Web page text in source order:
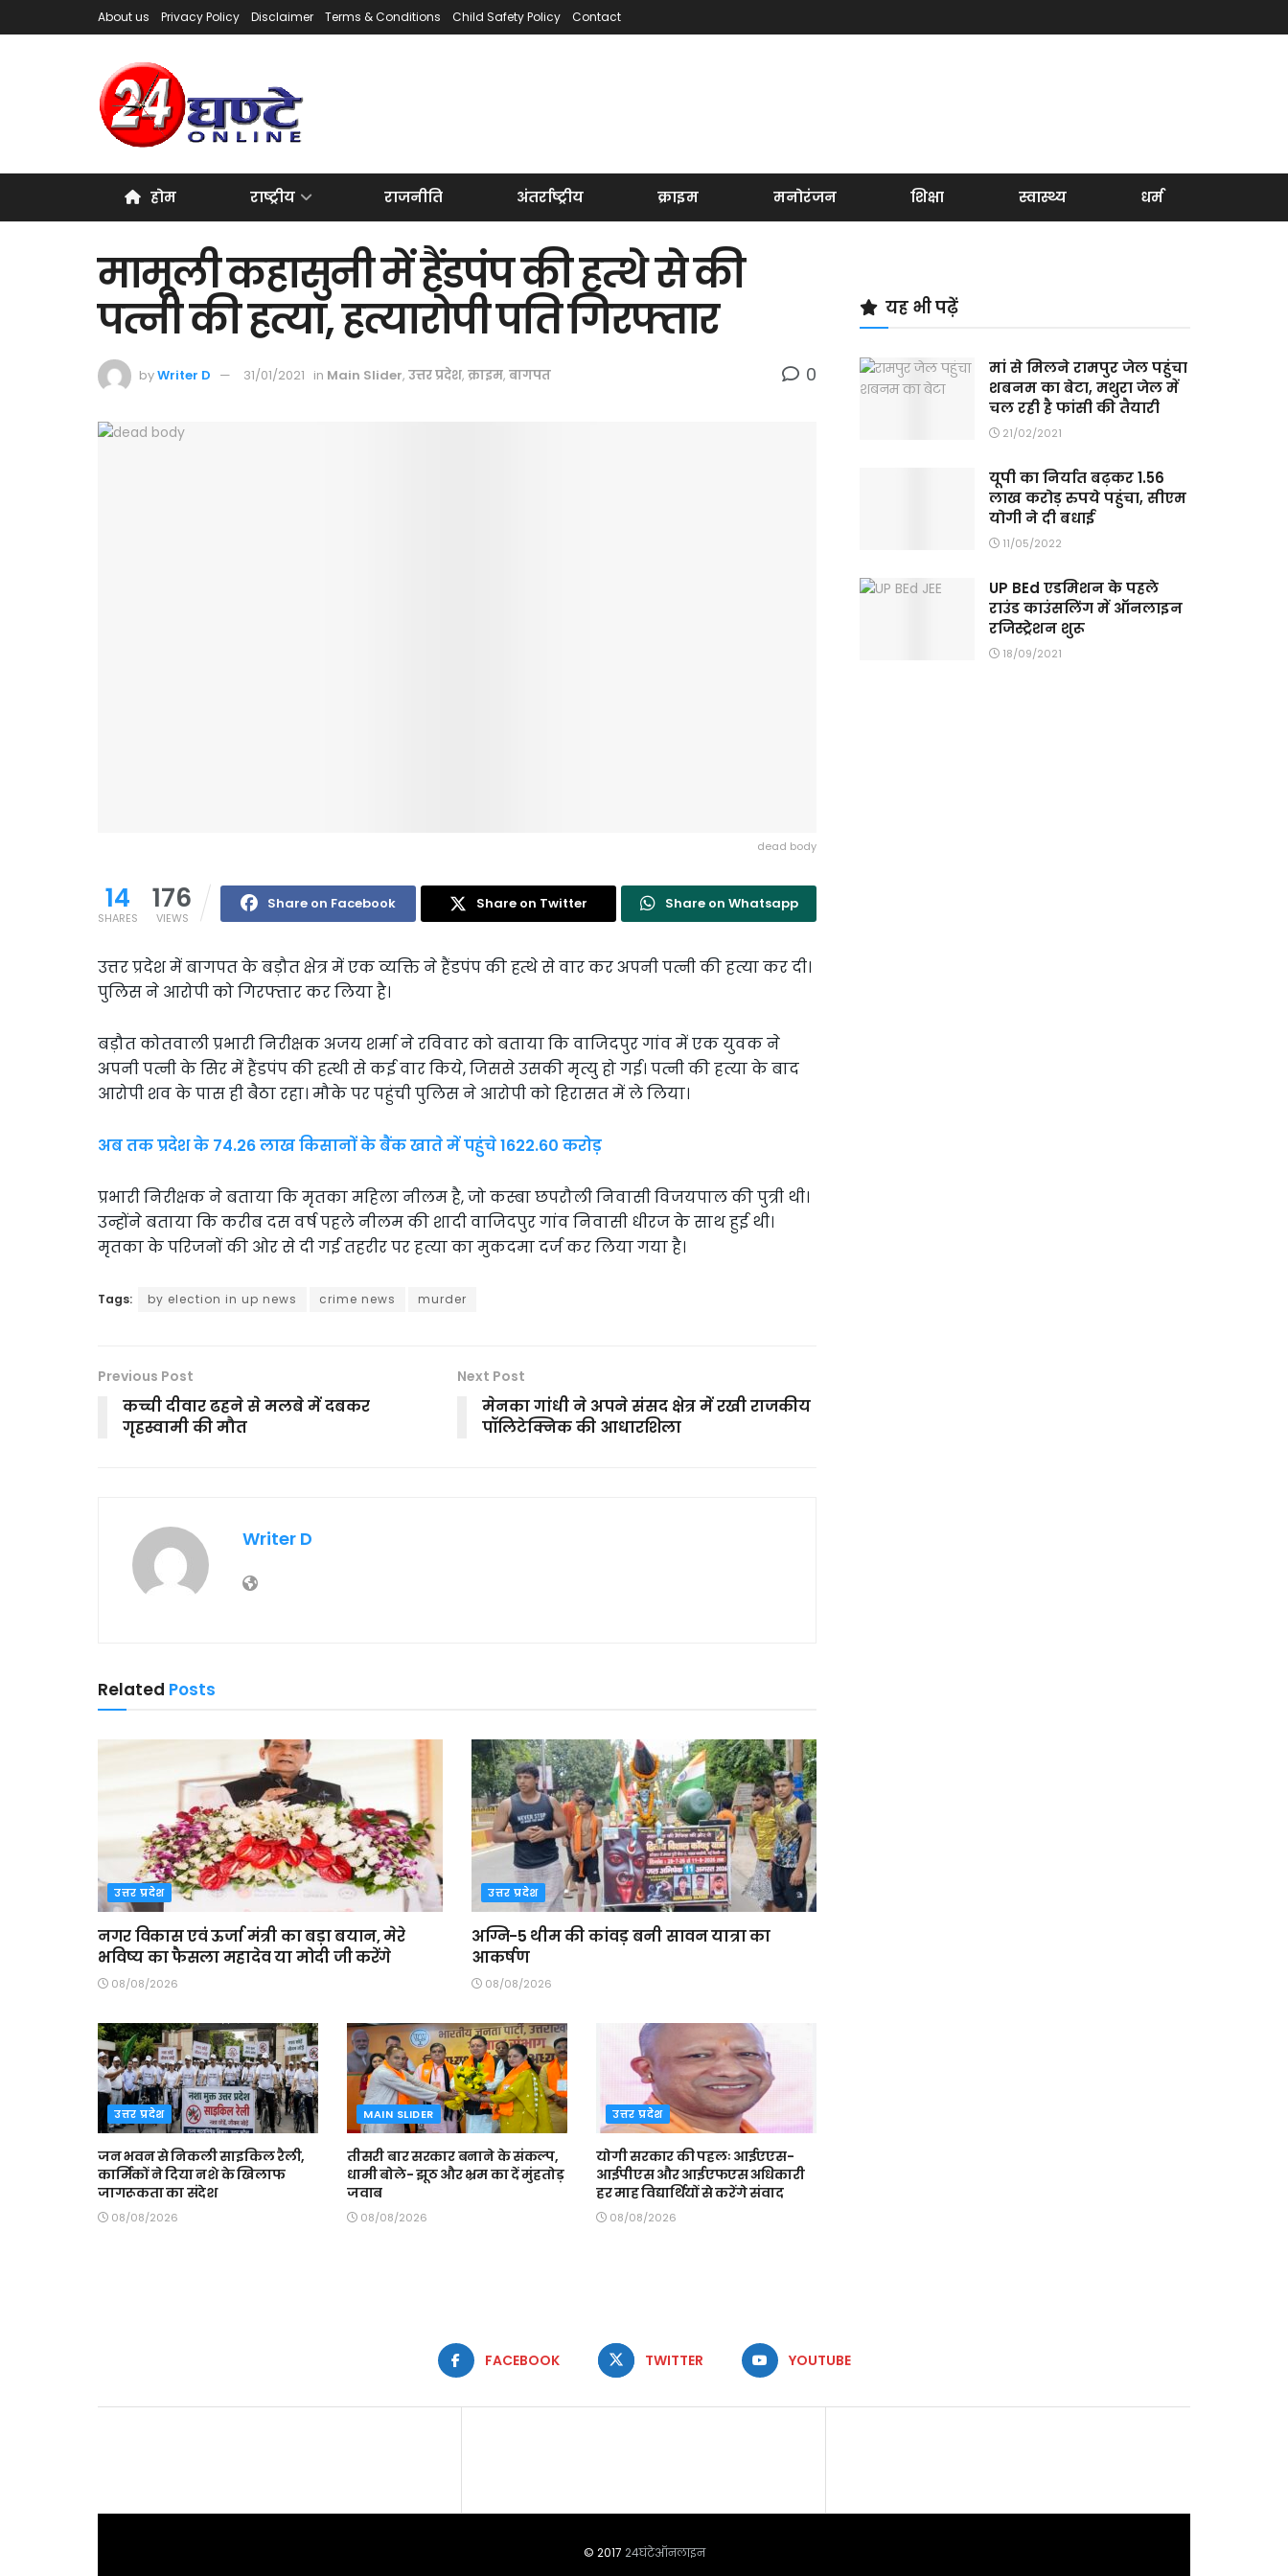
About us Privacy Policy Disclaimer Terms & Conditions Child Safety Policy Contact
होम राष्ट्रीय राजनीति अंतर्राष्ट्रीय क्राइम मनोरंजन शिक्षा स्वास्थ्य धर्म
मामूली कहासुनी में हैंडपंप की हत्थे से की
पत्नी की हत्या, हत्यारोपी पति गिरफ्तार
byWriter D 31/01/2021 in Main Slider, उत्तर प्रदेश, क्राइम, बागपत 0
dead body
14
SHARES
176
VIEWS
Share on Facebook Share on Twitter Share on Whatsapp
उत्तर प्रदेश में बागपत के बड़ौत क्षेत्र में एक व्यक्ति ने हैंडपंप की हत्थे से वार कर अपनी पत्नी की हत्या कर दी।
पुलिस ने आरोपी को गिरफ्तार कर लिया है।
बड़ौत कोतवाली प्रभारी निरीक्षक अजय शर्मा ने रविवार को बताया कि वाजिदपुर गांव में एक युवक ने
अपनी पत्नी के सिर में हैंडपंप की हत्थी से कई वार किये, जिससे उसकी मृत्यु हो गई। पत्नी की हत्या के बाद
आरोपी शव के पास ही बैठा रहा। मौके पर पहुंची पुलिस ने आरोपी को हिरासत में ले लिया।
अब तक प्रदेश के 74.26 लाख किसानों के बैंक खाते में पहुंचे 1622.60 करोड़
प्रभारी निरीक्षक ने बताया कि मृतका महिला नीलम है, जो कस्बा छपरौली निवासी विजयपाल की पुत्री थी।
उन्होंने बताया कि करीब दस वर्ष पहले नीलम की शादी वाजिदपुर गांव निवासी धीरज के साथ हुई थी।
मृतका के परिजनों की ओर से दी गई तहरीर पर हत्या का मुकदमा दर्ज कर लिया गया है।
Tags: by election in up news crime news murder
Previous Post
कच्ची दीवार ढहने से मलबे में दबकर
गृहस्वामी की मौत
Next Post
मेनका गांधी ने अपने संसद क्षेत्र में रखी राजकीय
पॉलिटेक्निक की आधारशिला
Writer D
Related Posts
उत्तर प्रदेश
नगर विकास एवं ऊर्जा मंत्री का बड़ा बयान, मेरे
भविष्य का फैसला महादेव या मोदी जी करेंगे
08/08/2026
उत्तर प्रदेश
अग्नि-5 थीम की कांवड़ बनी सावन यात्रा का
आकर्षण
08/08/2026
उत्तर प्रदेश
जन भवन से निकली साइकिल रैली,
कार्मिकों ने दिया नशे के खिलाफ
जागरूकता का संदेश
08/08/2026
MAIN SLIDER
तीसरी बार सरकार बनाने के संकल्प,
धामी बोले- झूठ और भ्रम का दें मुंहतोड़
जवाब
08/08/2026
उत्तर प्रदेश
योगी सरकार की पहलः आईएएस-
आईपीएस और आईएफएस अधिकारी
हर माह विद्यार्थियों से करेंगे संवाद
08/08/2026
यह भी पढ़ें
मां से मिलने रामपुर जेल पहुंचा
शबनम का बेटा, मथुरा जेल में
चल रही है फांसी की तैयारी
21/02/2021
यूपी का निर्यात बढ़कर 1.56
लाख करोड़ रुपये पहुंचा, सीएम
योगी ने दी बधाई
11/05/2022
UP BEd एडमिशन के पहले
राउंड काउंसलिंग में ऑनलाइन
रजिस्ट्रेशन शुरू
18/09/2021
FACEBOOK TWITTER YOUTUBE
© 2017 24घंटेऑनलाइन